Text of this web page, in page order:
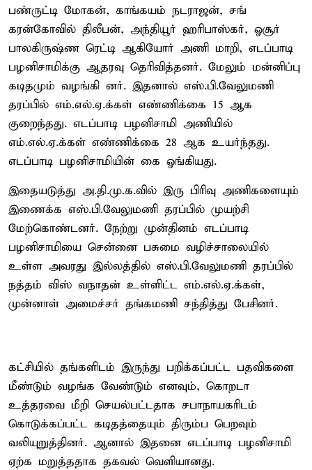
பண்ருட்டி மோகன், காங்கயம் நடராஜன், சங்
கரன்கோவில் திலீபன், அந்தியூர் ஹரிபாஸ்கர், ஓசூர்
பாலகிருஷ்ண ரெட்டி ஆகியோர் அணி மாறி, எடப்பாடி
பழனிசாமிக்கு ஆதரவு தெரிவித்தனர். மேலும் மன்னிப்பு
கடிதமும் வழங்கி னர். இதனால் எஸ்.பி.வேலுமணி
தரப்பில் எம்.எல்.ஏ.க்கள் எண்ணிக்கை 15 ஆக
குறைந்தது. எடப்பாடி பழனிசாமி அணியில்
எம்.எல்.ஏ.க்கள் எண்ணிக்கை 28 ஆக உயர்ந்தது.
எடப்பாடி பழனிசாமியின் கை ஓங்கியது.
இதையடுத்து அ.தி.மு.க.வில் இரு பிரிவு அணிகளையும்
இணைக்க எஸ்.பி.வேலுமணி தரப்பில் முயற்சி
மேற்கொண்டனர். நேற்று முன்தினம் எடப்பாடி
பழனிசாமியை சென்னை பசுமை வழிச்சாலையில்
உள்ள அவரது இல்லத்தில் எஸ்.பி.வேலுமணி தரப்பில்
நத்தம் விஸ் வநாதன் உள்ளிட்ட எம்.எல்.ஏ.க்கள்,
முன்னாள் அமைச்சர் தங்கமணி சந்தித்து பேசினர்.
கட்சியில் தங்களிடம் இருந்து பறிக்கப்பட்ட பதவிகளை
மீண்டும் வழங்க வேண்டும் எனவும், கொறடா
உத்தரவை மீறி செயல்பட்டதாக சபாநாயகரிடம்
கொடுக்கப்பட்ட கடிதத்தையும் திரும்ப பெறவும்
வலியுறுத்தினர். ஆனால் இதனை எடப்பாடி பழனிசாமி
ஏற்க மறுத்ததாக தகவல் வெளியானது.